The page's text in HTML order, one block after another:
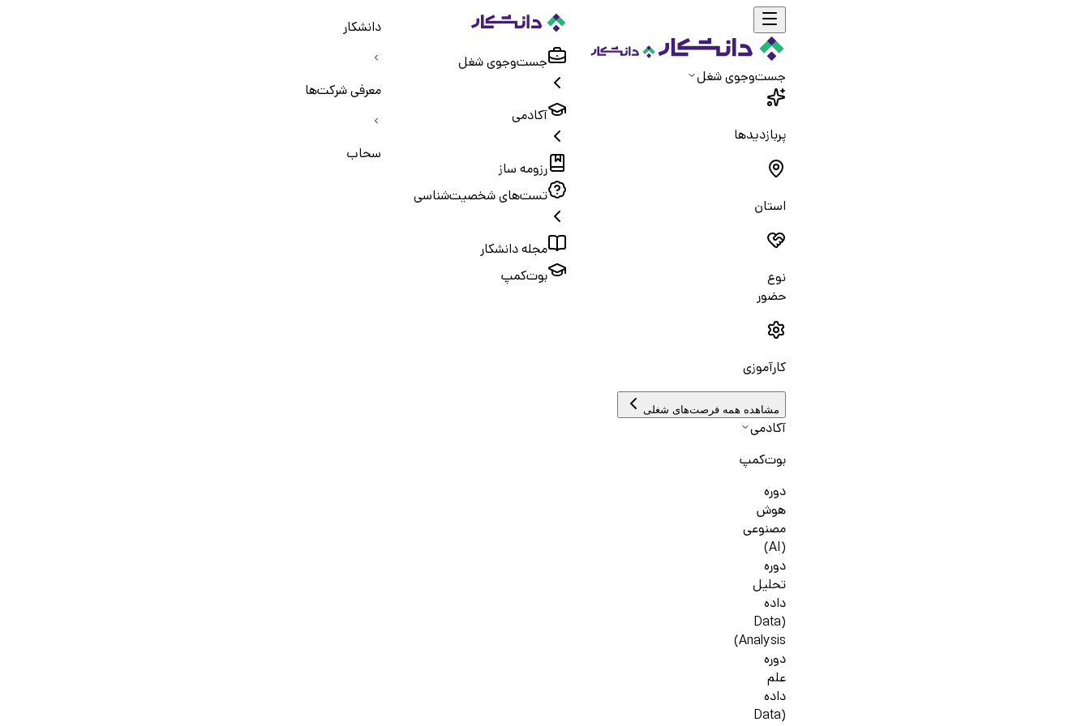
جست‌و‌جوی شغل
پربازدیدها
استان
نوع
حضور
کارآموزی
مشاهده همه فرصت‌های شغلی
آکادمی
بوت‌کمپ
دوره
هوش
مصنوعی
(AI)
دوره
تحلیل
داده
(Data
Analysis)
دوره
علم
داده
(Data
جست‌و‌جوی شغل
آکادمی
رزومه ساز
تست‌های شخصیت‌شناسی
مجله دانشکار
بوت‌کمپ
دانشکار
معرفی شرکت‌ها
سحاب